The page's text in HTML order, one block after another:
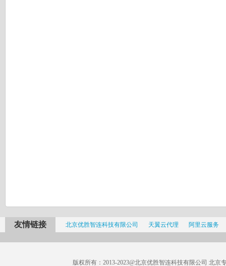
友情链接 北京优胜智连科技有限公司 天翼云代理 阿里云服务
版权所有：2013-2023@北京优胜智连科技有限公司 北京